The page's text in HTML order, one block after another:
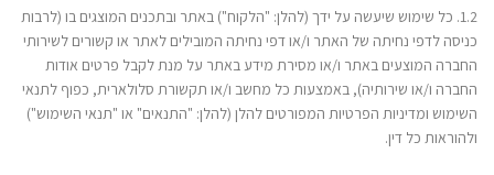
1.2. כל שימוש שיעשה על ידך (להלן: "הלקוח") באתר ובתכנים המוצגים בו (לרבות
כניסה לדפי נחיתה של האתר ו/או דפי נחיתה המובילים לאתר או קשורים לשירותי
החברה המוצעים באתר ו/או מסירת מידע באתר על מנת לקבל פרטים אודות
החברה ו/או שירותיה), באמצעות כל מחשב ו/או תקשורת סלולארית, כפוף לתנאי
השימוש ומדיניות הפרטיות המפורטים להלן (להלן: "התנאים" או "תנאי השימוש")
ולהוראות כל דין.